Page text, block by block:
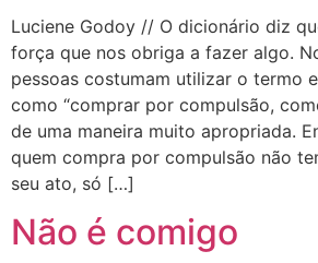
Luciene Godoy // O dicionário diz
força que nos obriga a fazer algo.
pessoas costumam utilizar o termo
como “comprar por compulsão,
de uma maneira muito apropriada.
quem compra por compulsão não
seu ato, só […]
Não é comigo